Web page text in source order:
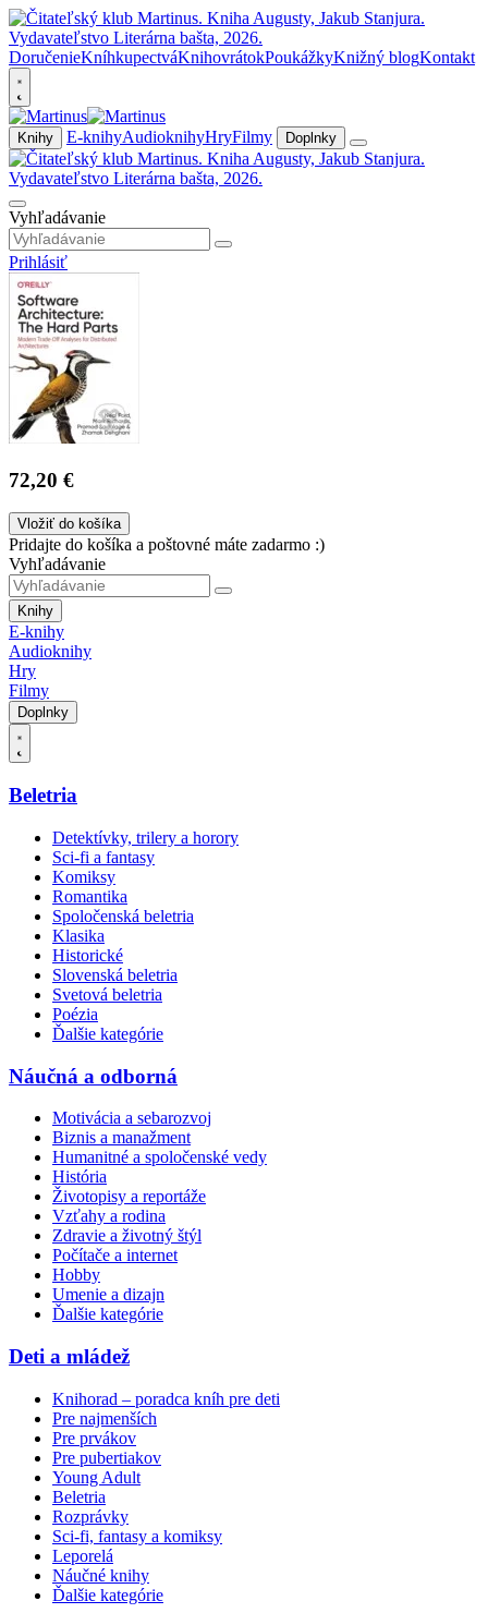
DoručenieKníhkupectváKnihovrátokPoukážkyKnižný blogKontakt
Knihy E-knihyAudioknihyHryFilmy Doplnky
Vyhľadávanie
Prihlásiť
72,20 €
Vložiť do košíka
Pridajte do košíka a poštovné máte zadarmo :)
Vyhľadávanie
Knihy
E-knihy
Audioknihy
Hry
Filmy
Doplnky
Beletria
Detektívky, trilery a horory
Sci-fi a fantasy
Komiksy
Romantika
Spoločenská beletria
Klasika
Historické
Slovenská beletria
Svetová beletria
Poézia
Ďalšie kategórie
Náučná a odborná
Motivácia a sebarozvoj
Biznis a manažment
Humanitné a spoločenské vedy
História
Životopisy a reportáže
Vzťahy a rodina
Zdravie a životný štýl
Počítače a internet
Hobby
Umenie a dizajn
Ďalšie kategórie
Deti a mládež
Knihorad – poradca kníh pre deti
Pre najmenších
Pre prvákov
Pre pubertiakov
Young Adult
Beletria
Rozprávky
Sci-fi, fantasy a komiksy
Leporelá
Náučné knihy
Ďalšie kategórie